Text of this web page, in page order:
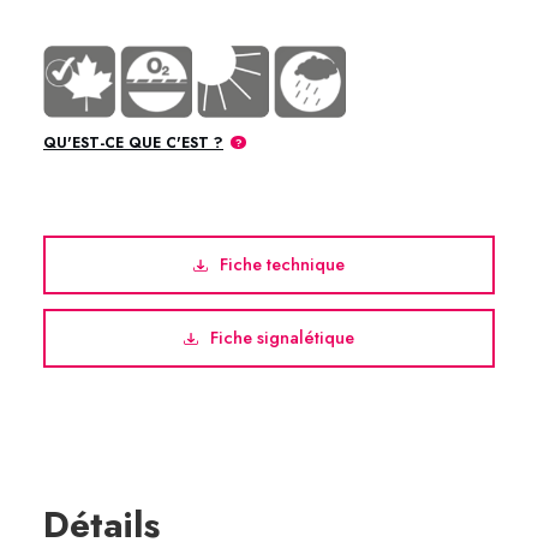
QU'EST-CE QUE C'EST ?
Fiche technique
Fiche signalétique
Détails